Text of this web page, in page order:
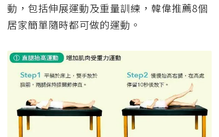
動，包括伸展運動及重量訓練，韓偉推薦8個
居家簡單隨時都可做的運動。